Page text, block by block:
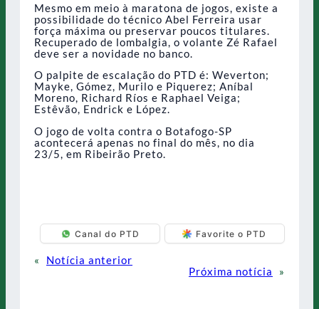
Mesmo em meio à maratona de jogos, existe a
possibilidade do técnico Abel Ferreira usar
força máxima ou preservar poucos titulares.
Recuperado de lombalgia, o volante Zé Rafael
deve ser a novidade no banco.
O palpite de escalação do PTD é: Weverton;
Mayke, Gómez, Murilo e Piquerez; Aníbal
Moreno, Richard Ríos e Raphael Veiga;
Estêvão, Endrick e López.
O jogo de volta contra o Botafogo-SP
acontecerá apenas no final do mês, no dia
23/5, em Ribeirão Preto.
Canal do PTD Favorite o PTD
«
Notícia anterior
Próxima notícia
»